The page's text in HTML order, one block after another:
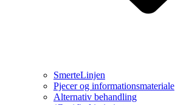
SmerteLinjen
Pjecer og informationsmateriale
Alternativ behandling